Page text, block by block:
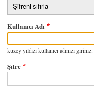
Şifreni sıfırla
Kullanıcı Adı
kuzey yıldızı kullanıcı adınızı giriniz.
Şifre